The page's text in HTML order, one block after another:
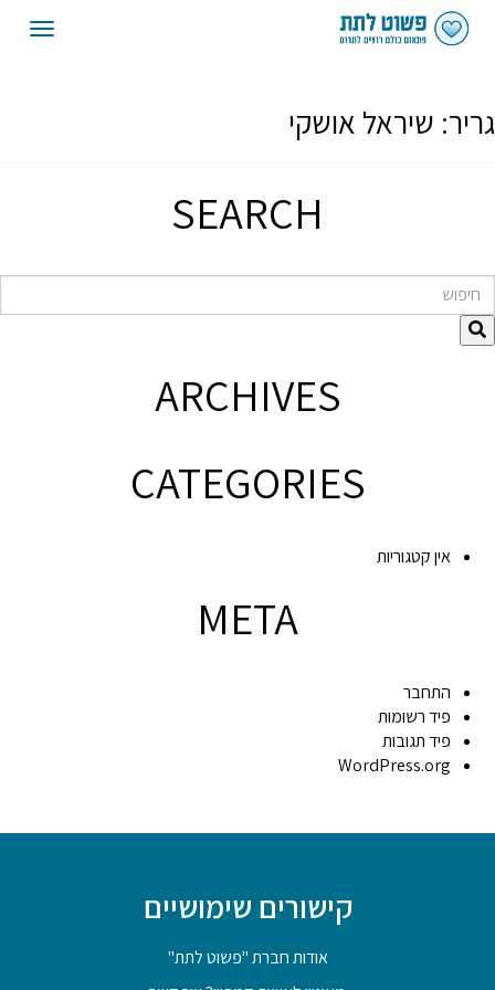
גריר: שיראל אושקי
SEARCH
חיפוש
ARCHIVES
CATEGORIES
אין קטגוריות
META
התחבר
פיד רשומות
פיד תגובות
WordPress.org
קישורים שימושיים
אודות חברת "פשוט לתת"